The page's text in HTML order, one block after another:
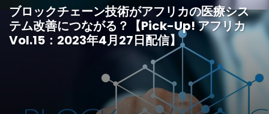
ブロックチェーン技術がアフリカの医療シス
テム改善につながる？【Pick-Up! アフリカ
Vol.15：2023年4月27日配信】